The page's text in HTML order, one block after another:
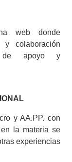
web donde
colaboración
de apoyo y
y AA.PP. con
la materia se
experiencias